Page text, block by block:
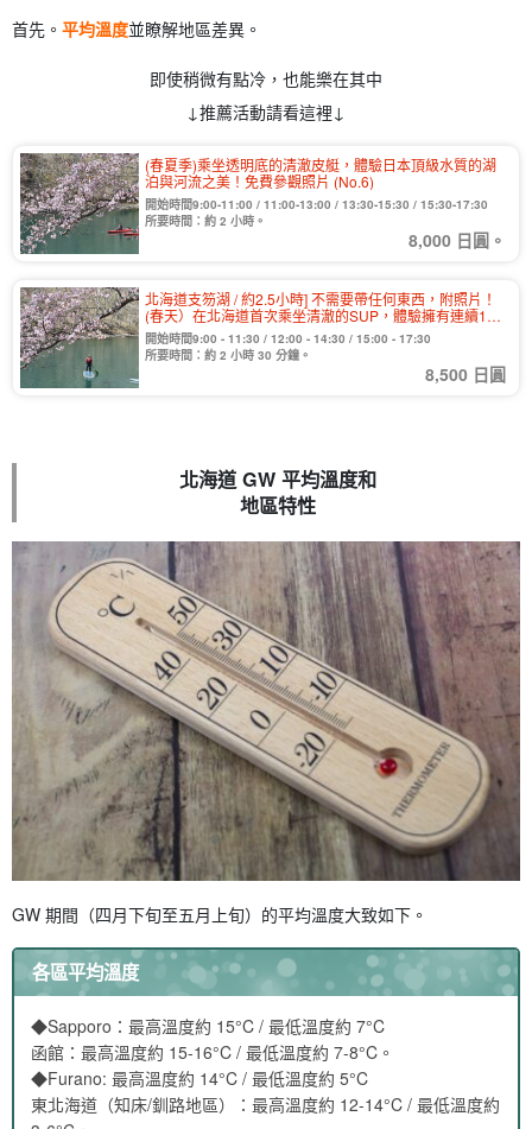
首先。 平均溫度並瞭解地區差異。
即使稍微有點冷，也能樂在其中
↓推薦活動請看這裡↓
(春夏季)乘坐透明底的清澈皮艇，體驗日本頂級水質的湖
泊與河流之美！免費參觀照片 (No.6)
開始時間9:00-11:00 / 11:00-13:00 / 13:30-15:30 / 15:30-17:30
所要時間：約 2 小時。
8,000 日圓。
北海道支笏湖 / 約2.5小時] 不需要帶任何東西，附照片！
(春天）在北海道首次乘坐清澈的SUP，體驗擁有連續11
年日本最高水質的湖泊和河流！免費提供各種設施！歡迎
初學者與情侶參加】（No.7）
開始時間9:00 - 11:30 / 12:00 - 14:30 / 15:00 - 17:30
所要時間：約 2 小時 30 分鐘。
8,500 日圓
北海道 GW 平均溫度和
地區特性
GW 期間（四月下旬至五月上旬）的平均溫度大致如下。
各區平均溫度
◆Sapporo：最高溫度約 15°C / 最低溫度約 7°C
函館：最高溫度約 15-16°C / 最低溫度約 7-8°C。
◆Furano: 最高溫度約 14°C / 最低溫度約 5°C
東北海道（知床/釧路地區）：最高溫度約 12-14°C / 最低溫度約